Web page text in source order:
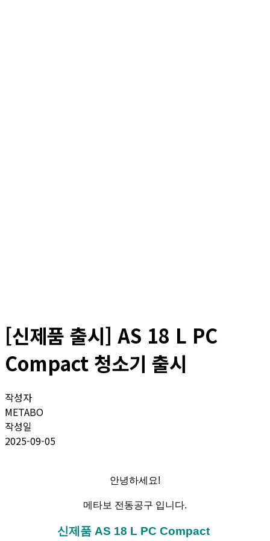
[신제품 출시] AS 18 L PC
Compact 청소기 출시
작성자
METABO
작성일
2025-09-05
안녕하세요!
메타보 전동공구 입니다.
신제품 AS 18 L PC Compact